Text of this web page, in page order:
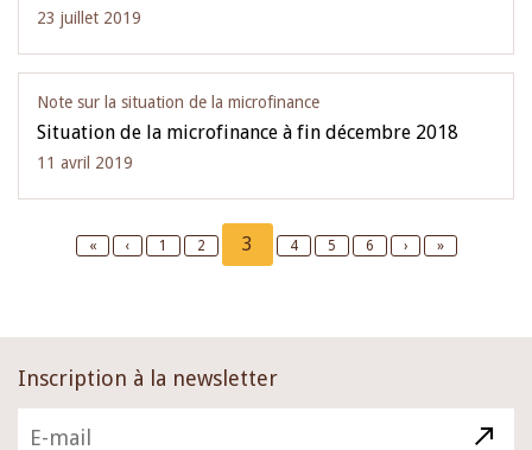
23 juillet 2019
Note sur la situation de la microfinance
Situation de la microfinance à fin décembre 2018
11 avril 2019
First
«
Previous
‹ Page
1 Page
2
Current
page
3 Page
4 Page
5 Page
6
Next
›
Last
»
Inscription à la newsletter